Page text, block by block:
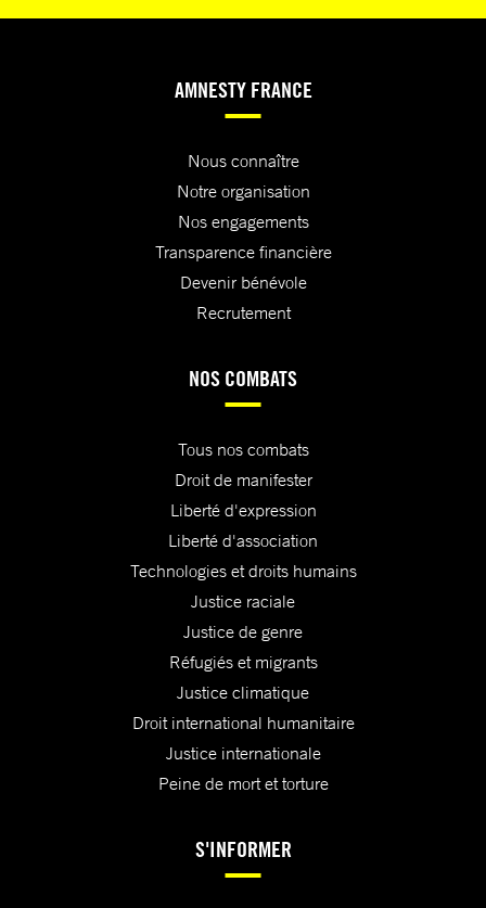
AMNESTY FRANCE
Nous connaître
Notre organisation
Nos engagements
Transparence financière
Devenir bénévole
Recrutement
NOS COMBATS
Tous nos combats
Droit de manifester
Liberté d'expression
Liberté d'association
Technologies et droits humains
Justice raciale
Justice de genre
Réfugiés et migrants
Justice climatique
Droit international humanitaire
Justice internationale
Peine de mort et torture
S'INFORMER